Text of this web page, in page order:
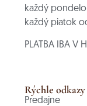
každý
každý piatok
PLATBA IBA V
Rýchle odkazy
Predajne